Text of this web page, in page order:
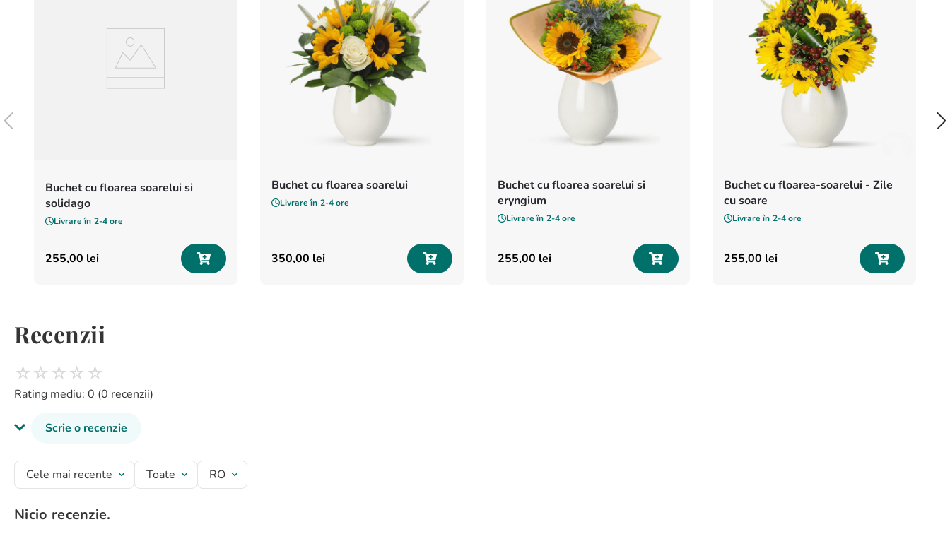
Buchet cu floarea soarelui si
solidago
Livrare în 2-4 ore
255,00 lei
Buchet cu floarea soarelui
Livrare în 2-4 ore
350,00 lei
Buchet cu floarea soarelui si
eryngium
Livrare în 2-4 ore
255,00 lei
Buchet cu floarea-soarelui - Zile
cu soare
Livrare în 2-4 ore
255,00 lei
Recenzii
☆☆ ☆☆ ☆
Rating mediu: 0 (0 recenzii)
Scrie o recenzie
Titlu recenzie
Evaluează produsul cu un rating între 1 și 5 stele
Cele mai recente Toate RO
Nicio recenzie.